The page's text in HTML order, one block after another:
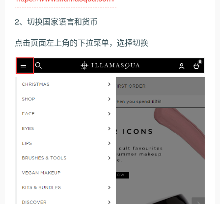
2、切换国家语言和货币
点击页面左上角的下拉菜单，选择切换